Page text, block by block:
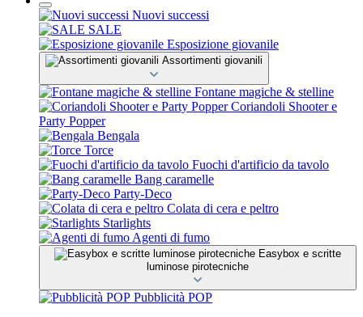
Nuovi successi
SALE
Esposizione giovanile
Assortimenti giovanili
Fontane magiche & stelline
Coriandoli Shooter e
Party Popper
Bengala
Torce
Fuochi d'artificio da tavolo
Bang caramelle
Party-Deco
Colata di cera e peltro
Starlights
Agenti di fumo
Easybox e scritte
luminose pirotecniche
Pubblicità POP